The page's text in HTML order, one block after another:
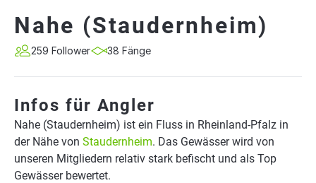
Nahe (Staudernheim)
259 Follower 38 Fänge
Infos für Angler
Nahe (Staudernheim) ist ein Fluss in Rheinland-Pfalz in
der Nähe von Staudernheim. Das Gewässer wird von
unseren Mitgliedern relativ stark befischt und als Top
Gewässer bewertet.